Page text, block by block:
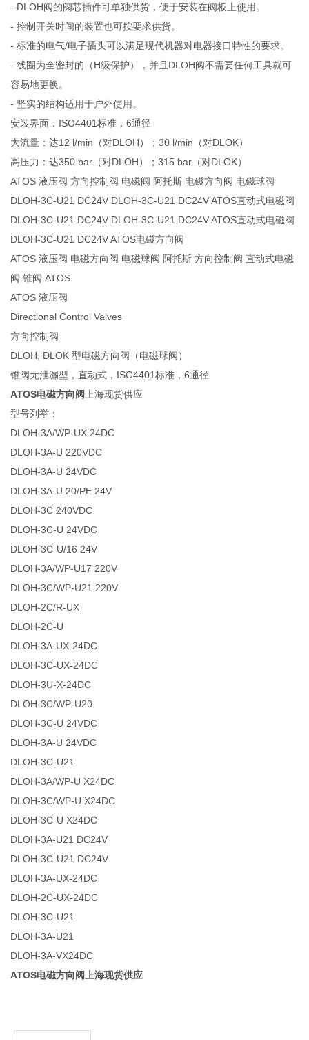
- DLOH阀的阀芯插件可单独供货，便于安装在阀板上使用。
- 控制开关时间的装置也可按要求供货。
- 标准的电气/电子插头可以满足现代机器对电器接口特性的要求。
- 线圈为全密封的（H级保护），并且DLOH阀不需要任何工具就可
容易地更换。
- 坚实的结构适用于户外使用。
安装界面：ISO4401标准，6通径
大流量：达12 l/min（对DLOH）；30 l/min（对DLOK）
高压力：达350 bar（对DLOH）；315 bar（对DLOK）
ATOS 液压阀 方向控制阀 电磁阀 阿托斯 电磁方向阀 电磁球阀
DLOH-3C-U21 DC24V DLOH-3C-U21 DC24V ATOS直动式电磁阀
DLOH-3C-U21 DC24V DLOH-3C-U21 DC24V ATOS直动式电磁阀
DLOH-3C-U21 DC24V ATOS电磁方向阀
ATOS 液压阀 电磁方向阀 电磁球阀 阿托斯 方向控制阀 直动式电磁
阀 锥阀 ATOS
ATOS 液压阀
Directional Control Valves
方向控制阀
DLOH, DLOK 型电磁方向阀（电磁球阀）
锥阀无泄漏型，直动式，ISO4401标准，6通径
ATOS电磁方向阀 上海现货供应
型号列举：
DLOH-3A/WP-UX 24DC
DLOH-3A-U 220VDC
DLOH-3A-U 24VDC
DLOH-3A-U 20/PE 24V
DLOH-3C 240VDC
DLOH-3C-U 24VDC
DLOH-3C-U/16 24V
DLOH-3A/WP-U17 220V
DLOH-3C/WP-U21 220V
DLOH-2C/R-UX
DLOH-2C-U
DLOH-3A-UX-24DC
DLOH-3C-UX-24DC
DLOH-3U-X-24DC
DLOH-3C/WP-U20
DLOH-3C-U 24VDC
DLOH-3A-U 24VDC
DLOH-3C-U21
DLOH-3A/WP-U X24DC
DLOH-3C/WP-U X24DC
DLOH-3C-U X24DC
DLOH-3A-U21 DC24V
DLOH-3C-U21 DC24V
DLOH-3A-UX-24DC
DLOH-2C-UX-24DC
DLOH-3C-U21
DLOH-3A-U21
DLOH-3A-VX24DC
ATOS电磁方向阀上海现货供应